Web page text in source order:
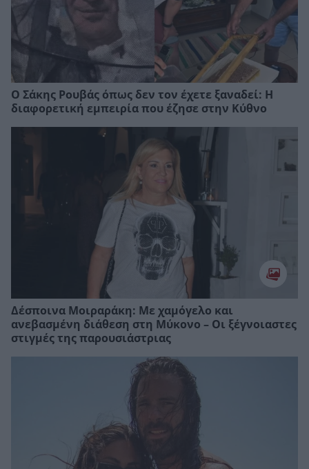
Ο Σάκης Ρουβάς όπως δεν τον έχετε ξαναδεί: Η
διαφορετική εμπειρία που έζησε στην Κύθνο
Δέσποινα Μοιραράκη: Με χαμόγελο και
ανεβασμένη διάθεση στη Μύκονο – Οι ξέγνοιαστες
στιγμές της παρουσιάστριας